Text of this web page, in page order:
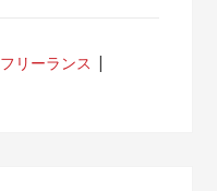
フリーランス